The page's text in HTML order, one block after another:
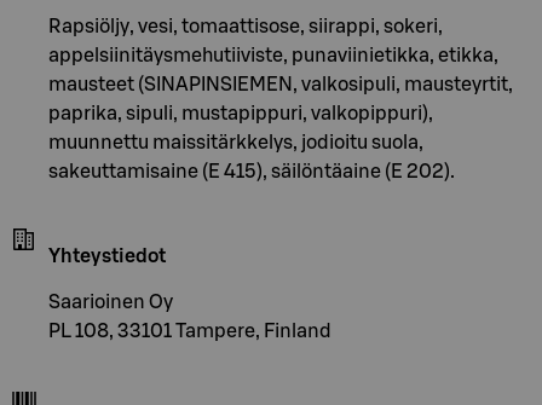
Rapsiöljy, vesi, tomaattisose, siirappi, sokeri,
appelsiinitäysmehutiiviste, punaviinietikka, etikka,
mausteet (SINAPINSIEMEN, valkosipuli, mausteyrtit,
paprika, sipuli, mustapippuri, valkopippuri),
muunnettu maissitärkkelys, jodioitu suola,
sakeuttamisaine (E 415), säilöntäaine (E 202).
Yhteystiedot
Saarioinen Oy
PL 108, 33101 Tampere, Finland